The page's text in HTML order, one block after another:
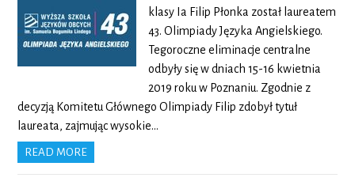
klasy Ia Filip Płonka został laureatem
43. Olimpiady Języka Angielskiego.
Tegoroczne eliminacje centralne
odbyły się w dniach 15-16 kwietnia
2019 roku w Poznaniu. Zgodnie z
decyzją Komitetu Głównego Olimpiady Filip zdobył tytuł
laureata, zajmując wysokie…
READ MORE